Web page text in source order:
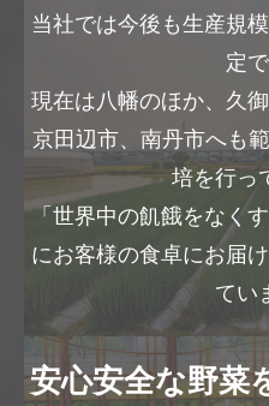
当社では今後も生産規
定で
現在は八幡のほか、久
京田辺市、南丹市へも
培を行っ
「世界中の飢餓をなく
にお客様の食卓にお届
てい
安心安全な野菜